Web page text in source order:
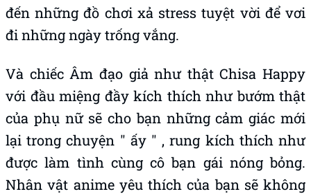
đến những đồ chơi xả stress tuyệt vời để vơi
đi những ngày trống vắng.
Và chiếc Âm đạo giả như thật Chisa Happy
với đầu miệng đầy kích thích như bướm thật
của phụ nữ sẽ cho bạn những cảm giác mới
lại trong chuyện " ấy " , rung kích thích như
được làm tình cùng cô bạn gái nóng bỏng.
Nhân vật anime yêu thích của bạn sẽ không